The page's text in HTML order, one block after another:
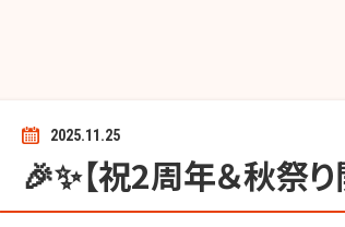
2025.11.25
🎉✨【祝2周年＆秋祭り